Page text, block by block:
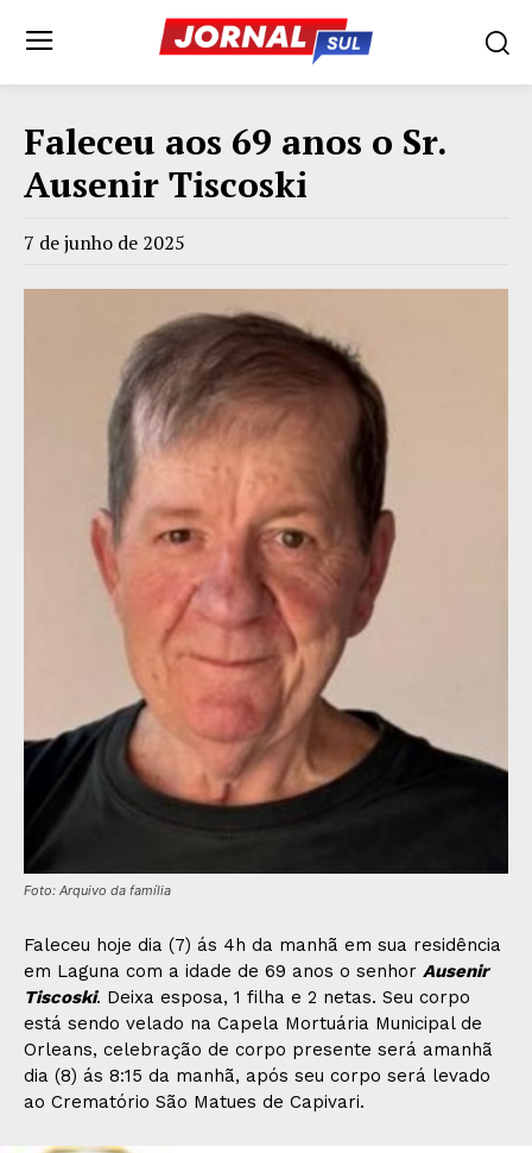
Faleceu aos 69 anos o Sr.
Ausenir Tiscoski
7 de junho de 2025
Foto: Arquivo da família
Faleceu hoje dia (7) ás 4h da manhã em sua residência
em Laguna com a idade de 69 anos o senhor Ausenir
Tiscoski. Deixa esposa, 1 filha e 2 netas. Seu corpo
está sendo velado na Capela Mortuária Municipal de
Orleans, celebração de corpo presente será amanhã
dia (8) ás 8:15 da manhã, após seu corpo será levado
ao Crematório São Matues de Capivari.